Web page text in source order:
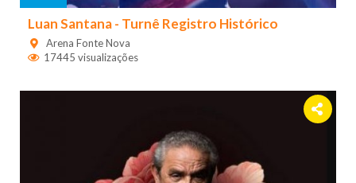
Luan Santana - Turnê Registro Histórico
Arena Fonte Nova
17445 visualizações